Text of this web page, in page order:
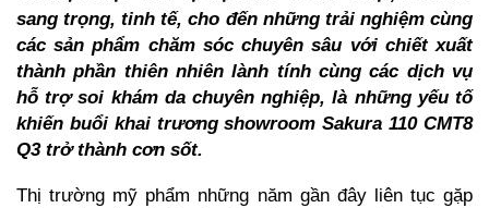
sang trọng, tinh tế, cho đến những trải nghiệm cùng
các sản phẩm chăm sóc chuyên sâu với chiết xuất
thành phần thiên nhiên lành tính cùng các dịch vụ
hỗ trợ soi khám da chuyên nghiệp, là những yếu tố
khiến buổi khai trương showroom Sakura 110 CMT8
Q3 trở thành cơn sốt.
Thị trường mỹ phẩm những năm gần đây liên tục gặp